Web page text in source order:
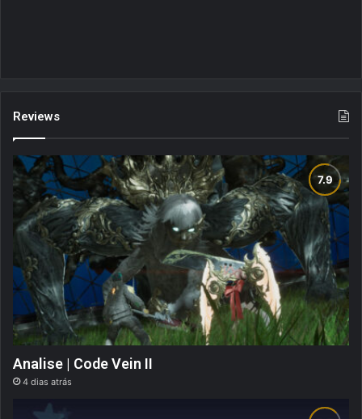
Reviews
Analise | Code Vein II
4 dias atrás